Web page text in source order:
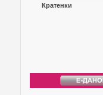
Кратенки